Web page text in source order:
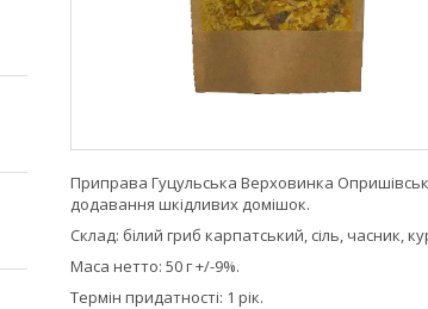
Приправа Гуцульська Верховинка
додавання шкідливих домішок.
Склад: білий гриб карпатський, сіль,
Маса нетто: 50 г +/-9%.
Термін придатності: 1 рік.